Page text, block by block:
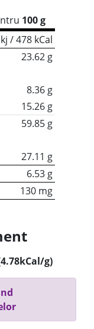
100 g
/ 478 kCal
23.62 g
8.36 g
15.26 g
59.85 g
27.11 g
6.53 g
130 mg
g)